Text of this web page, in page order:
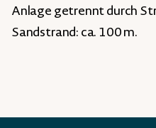
Anlage getrennt durch
Sandstrand: ca. 100 m.